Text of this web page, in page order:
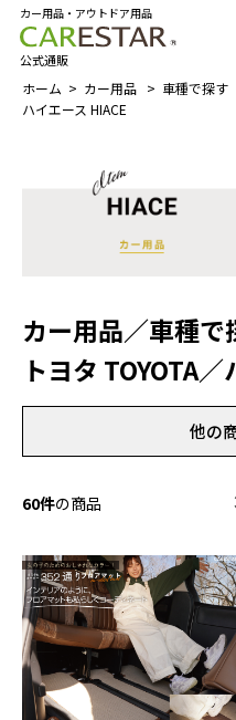
カー用品・アウトドア用品
公式通販
ホーム カー用品 車種で探す
ハイエース HIACE
カー用品／車種で
トヨタ TOYOTA／
他の
60件の商品